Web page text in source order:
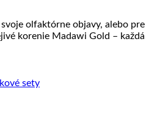
olfaktórne objavy, alebo
korenie Madawi Gold –
sety